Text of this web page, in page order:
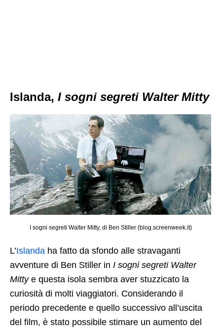
Islanda, I sogni segreti Walter Mitty
I sogni segreti Walter Mitty, di Ben Stiller (blog.screenweek.it)
L’Islanda ha fatto da sfondo alle stravaganti
avventure di Ben Stiller in I sogni segreti Walter
Mittye questa isola sembra aver stuzzicato la
curiosità di molti viaggiatori. Considerando il
periodo precedente e quello successivo all’uscita
del film, è stato possibile stimare un aumento del